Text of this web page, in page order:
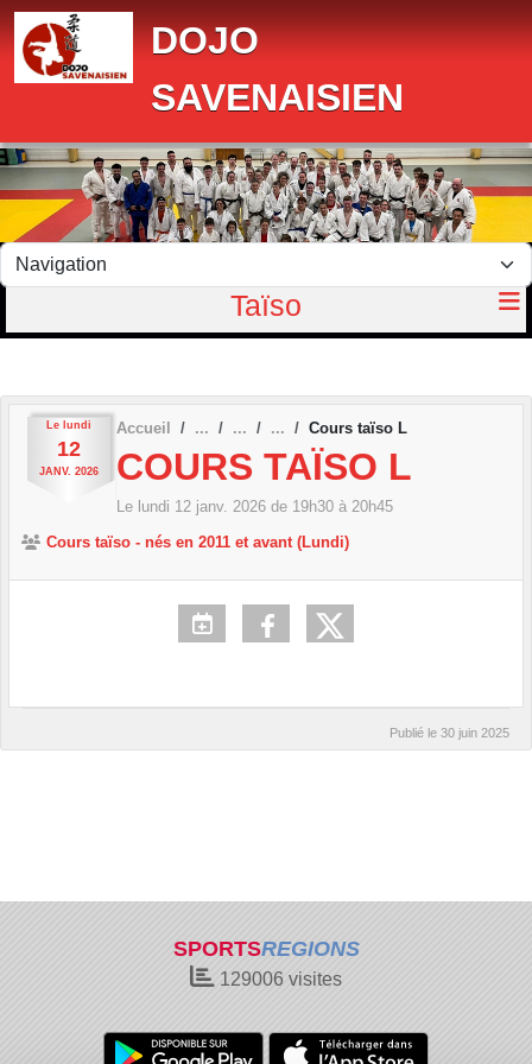
DOJO
SAVENAISIEN
Taïso
Le lundi
12
JANV. 2026
Accueil Cours taïso L
COURS TAÏSO L
Le lundi 12 janv. 2026 de 19h30 à 20h45
Cours taïso - nés en 2011 et avant (Lundi)
Publié le 30 juin 2025
SPORTSREGIONS
129006 visites
Panneau de gestion des cookies